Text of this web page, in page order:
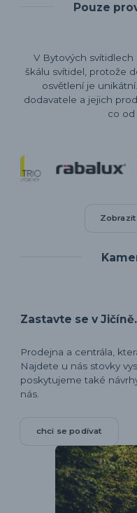
Pouze
V Bytových
škálu svítidel, protože
osvětlení je
dodavatele a jejich
co od
Zastavte se v Jičíně.
Prodejna a centrála,
Najdete u nás stovky
poskytujeme také
nás.
chci se podívat